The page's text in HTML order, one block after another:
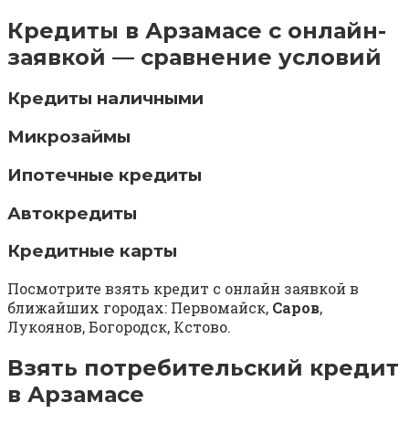
Кредиты в Арзамасе с онлайн-
заявкой — сравнение условий
Кредиты наличными
Микрозаймы
Ипотечные кредиты
Автокредиты
Кредитные карты
Посмотрите взять кредит с онлайн заявкой в
ближайших городах: Первомайск, Саров,
Лукоянов, Богородск, Кстово.
Взять потребительский кредит
в Арзамасе